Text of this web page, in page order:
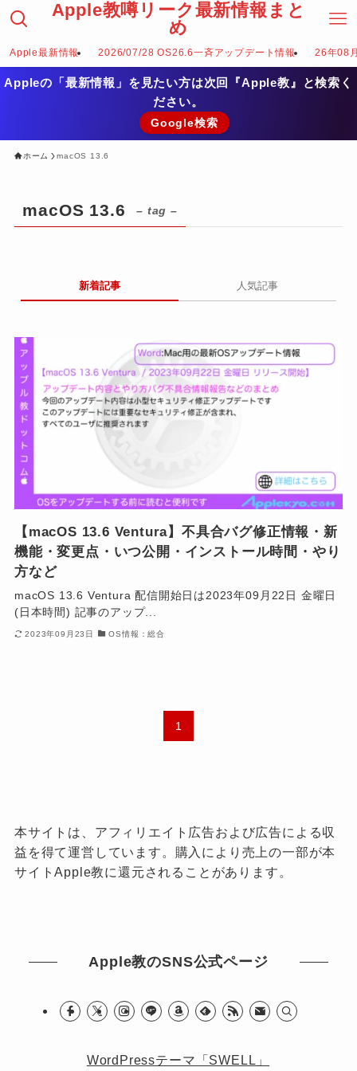
Apple教噂リーク最新情報まと
め
Apple最新情報 2026/07/28 OS26.6一斉アップデート情報 26年08
Appleの「最新情報」を見たい方は次回『Apple教』と検索く
ださい。
Google検索
ホーム macOS 13.6
macOS 13.6 – tag –
新着記事 人気記事
【macOS 13.6 Ventura】不具合バグ修正情報・新
機能・変更点・いつ公開・インストール時間・やり
方など
macOS 13.6 Ventura 配信開始日は2023年09月22日 金曜日
(日本時間) 記事のアップ...
2023年09月23日 OS情報：総合
1
本サイトは、アフィリエイト広告および広告による収
益を得て運営しています。購入により売上の一部が本
サイトApple教に還元されることがあります。
Apple教のSNS公式ページ
WordPressテーマ「SWELL」